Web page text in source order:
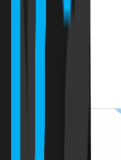
tiempo real y sin